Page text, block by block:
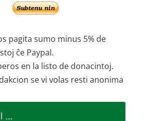
pagita sumo minus 5% de
ĉe Paypal.
en la listo de donacintoj.
se vi volas resti anonima
…